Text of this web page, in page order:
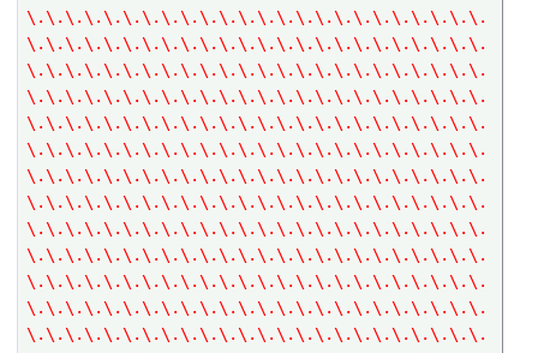
\.\.\.\.\.\.\.\.\.\.\.\.\.\.\.\.\.\.\.\.\.\.\.\.
\.\.\.\.\.\.\.\.\.\.\.\.\.\.\.\.\.\.\.\.\.\.\.\.
\.\.\.\.\.\.\.\.\.\.\.\.\.\.\.\.\.\.\.\.\.\.\.\.
\.\.\.\.\.\.\.\.\.\.\.\.\.\.\.\.\.\.\.\.\.\.\.\.
\.\.\.\.\.\.\.\.\.\.\.\.\.\.\.\.\.\.\.\.\.\.\.\.
\.\.\.\.\.\.\.\.\.\.\.\.\.\.\.\.\.\.\.\.\.\.\.\.
\.\.\.\.\.\.\.\.\.\.\.\.\.\.\.\.\.\.\.\.\.\.\.\.
\.\.\.\.\.\.\.\.\.\.\.\.\.\.\.\.\.\.\.\.\.\.\.\.
\.\.\.\.\.\.\.\.\.\.\.\.\.\.\.\.\.\.\.\.\.\.\.\.
\.\.\.\.\.\.\.\.\.\.\.\.\.\.\.\.\.\.\.\.\.\.\.\.
\.\.\.\.\.\.\.\.\.\.\.\.\.\.\.\.\.\.\.\.\.\.\.\.
\.\.\.\.\.\.\.\.\.\.\.\.\.\.\.\.\.\.\.\.\.\.\.\.
\.\.\.\.\.\.\.\.\.\.\.\.\.\.\.\.\.\.\.\.\.\.\.\.